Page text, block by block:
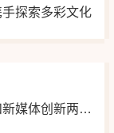
探索多彩文化
媒体创新两平